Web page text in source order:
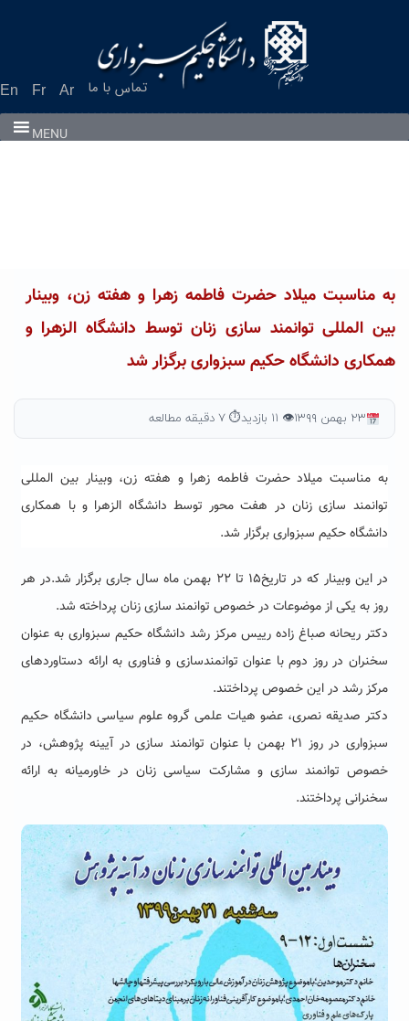
En Fr Ar تماس با ما
MENU
به مناسبت میلاد حضرت فاطمه زهرا و هفته زن، وبینار
بین المللی توانمند سازی زنان توسط دانشگاه الزهرا و
همکاری دانشگاه حکیم سبزواری برگزار شد
۲۳ بهمن ۱۳۹۹ 👁 ۱۱ بازدید ⏱ ۷ دقیقه مطالعه
به مناسبت میلاد حضرت فاطمه زهرا و هفته زن، وبینار بین المللی
توانمند سازی زنان در هفت محور توسط دانشگاه الزهرا و با همکاری
دانشگاه حکیم سبزواری برگزار شد.
در این وبینار که در تاریخ۱۵ تا ۲۲ بهمن ماه سال جاری برگزار شد.در هر
روز به یکی از موضوعات در خصوص توانمند سازی زنان پرداخته شد.
دکتر ریحانه صباغ زاده رییس مرکز رشد دانشگاه حکیم سبزواری به عنوان
سخنران در روز دوم با عنوان توانمندسازی و فناوری به ارائه دستاوردهای
مرکز رشد در این خصوص پرداختند.
دکتر صدیقه نصری، عضو هیات علمی گروه علوم سیاسی دانشگاه حکیم
سبزواری در روز ۲۱ بهمن با عنوان توانمند سازی در آیینه پژوهش، در
خصوص توانمند سازی و مشارکت سیاسی زنان در خاورمیانه به ارائه
سخنرانی پرداختند.